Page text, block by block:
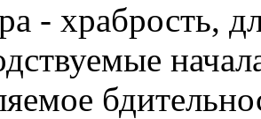
- храбрость,